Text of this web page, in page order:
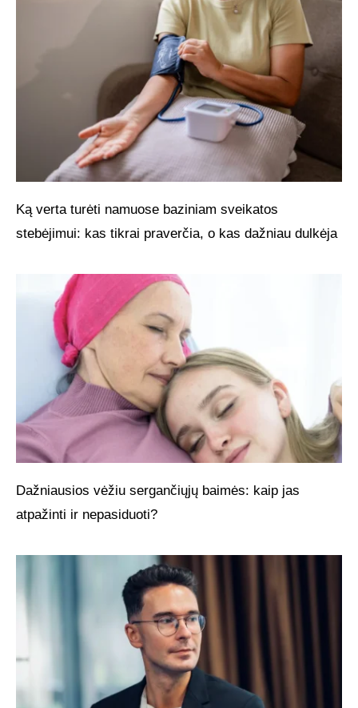
Ką verta turėti namuose baziniam sveikatos
stebėjimui: kas tikrai praverčia, o kas dažniau dulkėja
Dažniausios vėžiu sergančiųjų baimės: kaip jas
atpažinti ir nepasiduoti?